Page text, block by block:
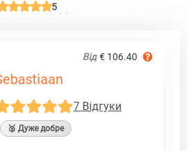
5
Від € 106.40
7 Відгуки
🥈 Дуже добре